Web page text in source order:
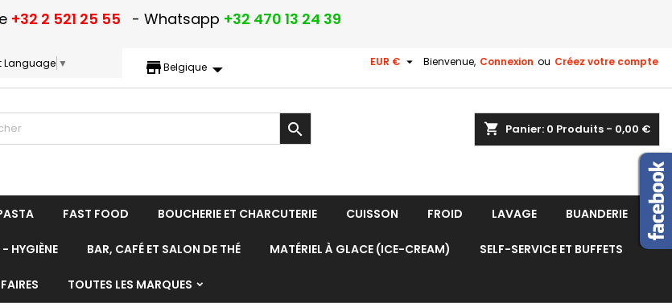
+32 2 521 25 55 - Whatsapp +32 470 13 24 39
Language ▼ storefront
Belgique Bienvenue, Connexion ou Créez votre compte
EUR € 
shopping_cart Panier: 0 Produits - 0,00 €

FAST FOOD BOUCHERIE ET CHARCUTERIE CUISSON FROID LAVAGE BUANDERIE
HYGIÈNE BAR, CAFÉ ET SALON DE THÉ MATÉRIEL À GLACE (ICE-CREAM) SELF-SERVICE ET BUFFETS
TOUTES LES MARQUES